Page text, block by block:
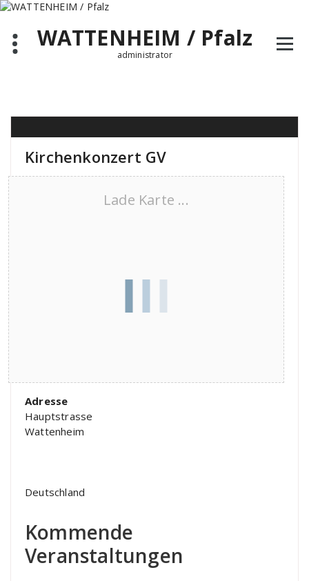
Zum
springenWATTENHEIM / Pfalz
administrator
Kirchenkonzert GV
Lade Karte ...
Adresse
Hauptstrasse
Wattenheim
Deutschland
Kommende
Veranstaltungen